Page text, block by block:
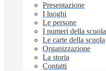
Presentazione
I luoghi
Le persone
I numeri della scuola
Le carte della scuola
Organizzazione
La storia
Contatti